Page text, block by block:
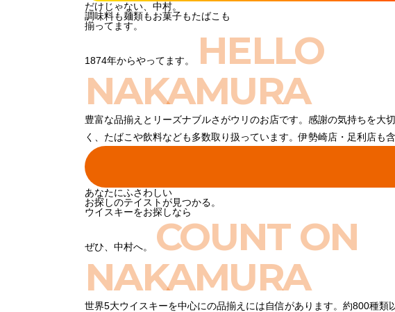
だけじゃない、中村。
調味料も麺類もお菓子もたばこも
揃ってます。
1874年からやってます。
HELLO
NAKAMURA
豊富な品揃えとリーズナブルさがウリのお店です。感謝の気持ちを
く、たばこや飲料なども多数取り扱っています。伊勢崎店・足利店も
あなたにふさわしい
お探しのテイストが見つかる。
ウイスキーをお探しなら
ぜひ、中村へ。
COUNT ON
NAKAMURA
世界5大ウイスキーを中心にの品揃えには自信があります。約800種